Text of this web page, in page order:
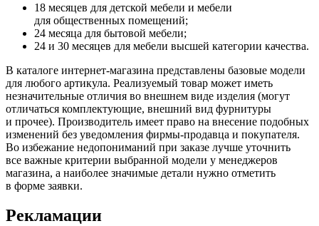
18 месяцев для детской мебели и мебели
для общественных помещений;
24 месяца для бытовой мебели;
24 и 30 месяцев для мебели высшей категории качества.
В каталоге интернет-магазина представлены базовые модели
для любого артикула. Реализуемый товар может иметь
незначительные отличия во внешнем виде изделия (могут
отличаться комплектующие, внешний вид фурнитуры
и прочее). Производитель имеет право на внесение подобных
изменений без уведомления фирмы-продавца и покупателя.
Во избежание недопониманий при заказе лучше уточнить
все важные критерии выбранной модели у менеджеров
магазина, а наиболее значимые детали нужно отметить
в форме заявки.
Рекламации